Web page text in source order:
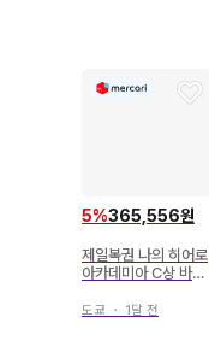
5%365,556원
제일복권 나의 히어로
아카데미아 C상 바쿠
올마이트
도쿄 ・ 1달 전